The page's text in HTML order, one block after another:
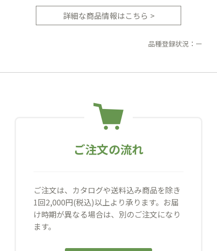
詳細な商品情報はこちら >
品種登録状況：ー
ご注文の流れ
ご注文は、カタログや送料込み商品を除き
1回2,000円(税込)以上より承ります。お届
け時期が異なる場合は、別のご注文になり
ます。